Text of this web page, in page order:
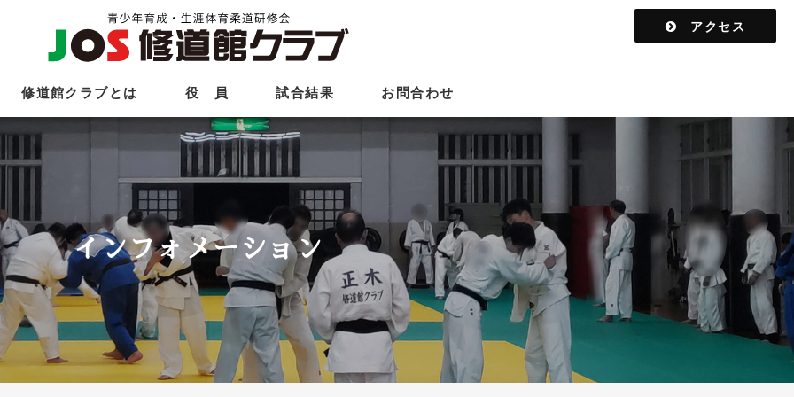
修道館クラブとは 役 員 試合結果 お問合わせ
アクセス
インフォメーション